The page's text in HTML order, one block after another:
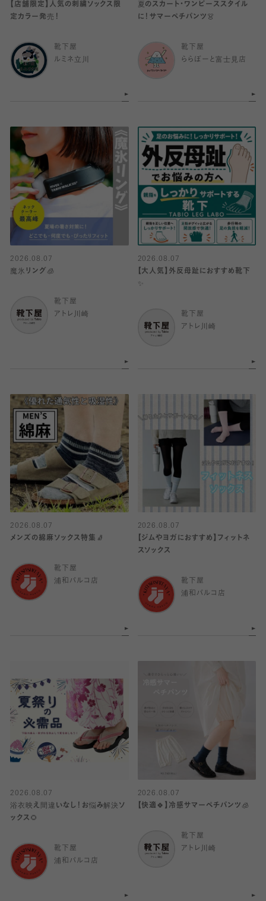
【店舗限定】人気の刺繍ソックス限
定カラー発売！
靴下屋
ルミネ立川
夏のスカート・ワンピーススタイル
に！サマーペチパンツ👗
靴下屋
ららぽーと富士見店
2026.08.07
魔氷リング🧊
靴下屋
アトレ川崎
2026.08.07
【大人気】外反母趾におすすめ靴下
靴下屋
アトレ川崎
2026.08.07
メンズの綿麻ソックス特集🧦
靴下屋
浦和パルコ店
2026.08.07
【ジムやヨガにおすすめ】フィットネ
スソックス
靴下屋
浦和パルコ店
2026.08.07
浴衣映え間違いなし！お悩み解決ソ
ックス🌻
靴下屋
浦和パルコ店
2026.08.07
【快適🍀】冷感サマーペチパンツ🧊
靴下屋
アトレ川崎